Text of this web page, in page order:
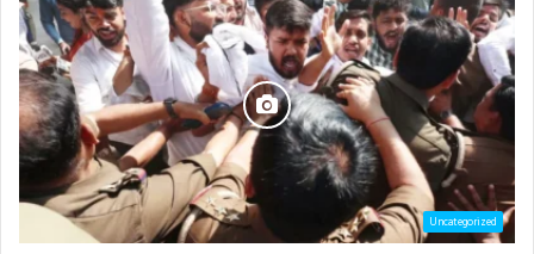
Uncategorized